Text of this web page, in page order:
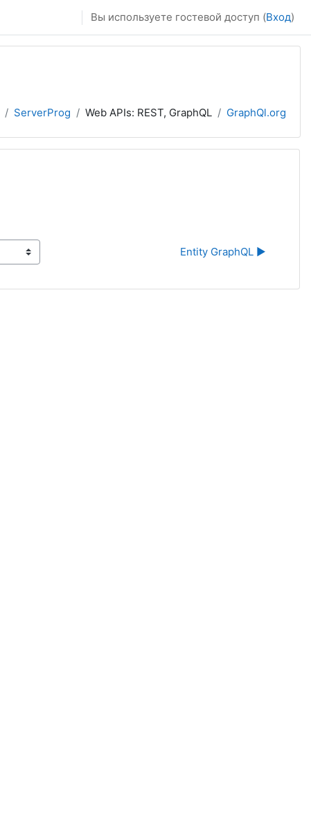
Вы используете гостевой доступ (Вход)
ServerProg Web APIs: REST, GraphQL GraphQl.org
Entity GraphQL ▶︎